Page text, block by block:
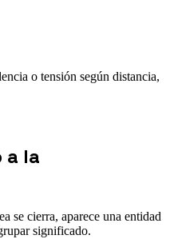
o tensión según distancia,
a la
se cierra, aparece una entidad
significado.